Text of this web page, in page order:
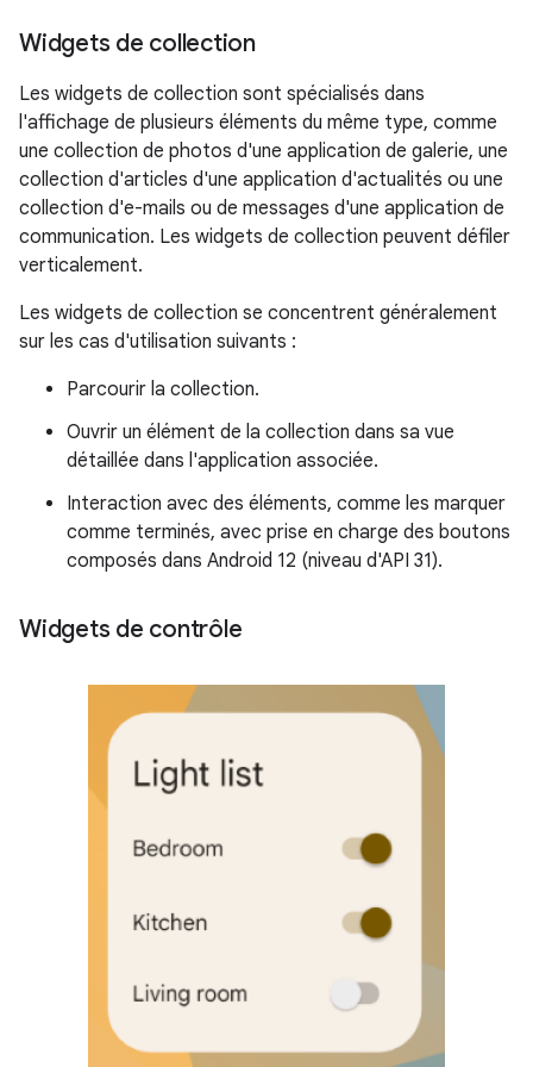
Widgets de collection
Les widgets de collection sont spécialisés dans
l'affichage de plusieurs éléments du même type, comme
une collection de photos d'une application de galerie, une
collection d'articles d'une application d'actualités ou une
collection d'e-mails ou de messages d'une application de
communication. Les widgets de collection peuvent défiler
verticalement.
Les widgets de collection se concentrent généralement
sur les cas d'utilisation suivants :
Parcourir la collection.
Ouvrir un élément de la collection dans sa vue
détaillée dans l'application associée.
Interaction avec des éléments, comme les marquer
comme terminés, avec prise en charge des boutons
composés dans Android 12 (niveau d'API 31).
Widgets de contrôle